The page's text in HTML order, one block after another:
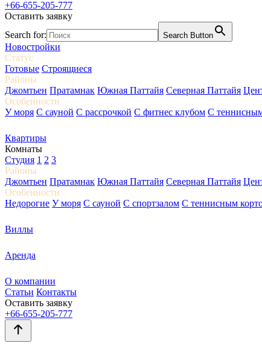
+66-655-205-777
Оставить заявку
Search for:
Search Button
Новостройки
Статус
Готовые Строящиеся
Районы
Джомтьен Пратамнак Южная Паттайя Северная Паттайя
Особенности
У моря С сауной С рассрочкой С фитнес клубом С
Квартиры
Комнаты
Студия 1 2 3
Районы
Джомтьен Пратамнак Южная Паттайя Северная Паттайя
Особенности
Недорогие У моря С сауной С спортзалом С теннисным
Виллы
Аренда
О компании
Статьи Контакты
Оставить заявку
+66-655-205-777